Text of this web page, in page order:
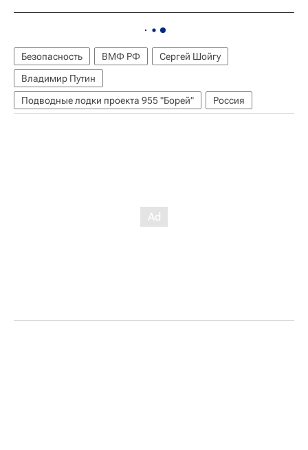
Безопасность ВМФ РФ
Сергей Шойгу
Владимир Путин
Подводные лодки проекта 955 "Борей"
Россия